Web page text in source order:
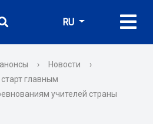
RU
› Новости
›
главным
учителей страны